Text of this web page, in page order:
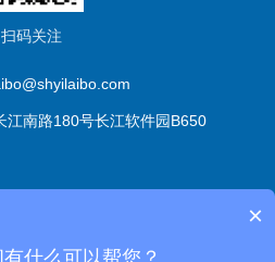
扫码关注
江南路180号长江软件园B650
×
什么可以帮您？